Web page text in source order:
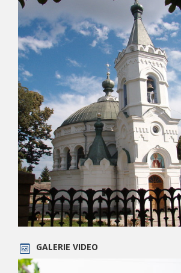
GALERIE VIDEO